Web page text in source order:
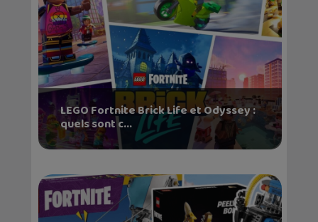
LEGO Fortnite Brick Life et Odyssey :
quels sont c...